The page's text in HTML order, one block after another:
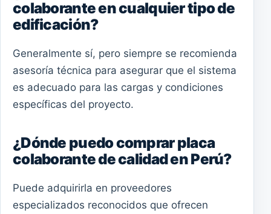
colaborante en cualquier tipo de
edificación?
Generalmente sí, pero siempre se recomienda
asesoría técnica para asegurar que el sistema
es adecuado para las cargas y condiciones
específicas del proyecto.
¿Dónde puedo comprar placa
colaborante de calidad en Perú?
Puede adquirirla en proveedores
especializados reconocidos que ofrecen